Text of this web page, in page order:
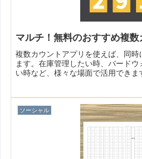
マルチ！無料のおすすめ複
複数カウントアプリを使えば、同
ます。在庫管理したい時、バード
い時など、様々な場面で活用できま
ソーシャル